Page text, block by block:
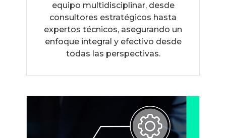
equipo multidisciplinar, desde
consultores estratégicos hasta
expertos técnicos, asegurando un
enfoque integral y efectivo desde
todas las perspectivas.